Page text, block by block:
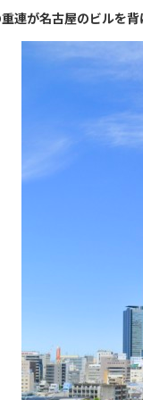
連が名古屋のビルを